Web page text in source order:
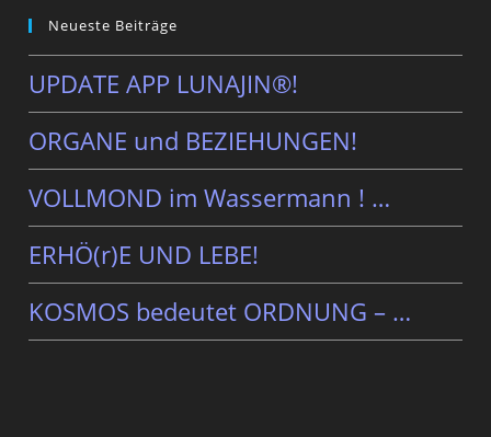
Neueste Beiträge
UPDATE APP LUNAJIN®!
ORGANE und BEZIEHUNGEN!
VOLLMOND im Wassermann ! …
ERHÖ(r)E UND LEBE!
KOSMOS bedeutet ORDNUNG – …